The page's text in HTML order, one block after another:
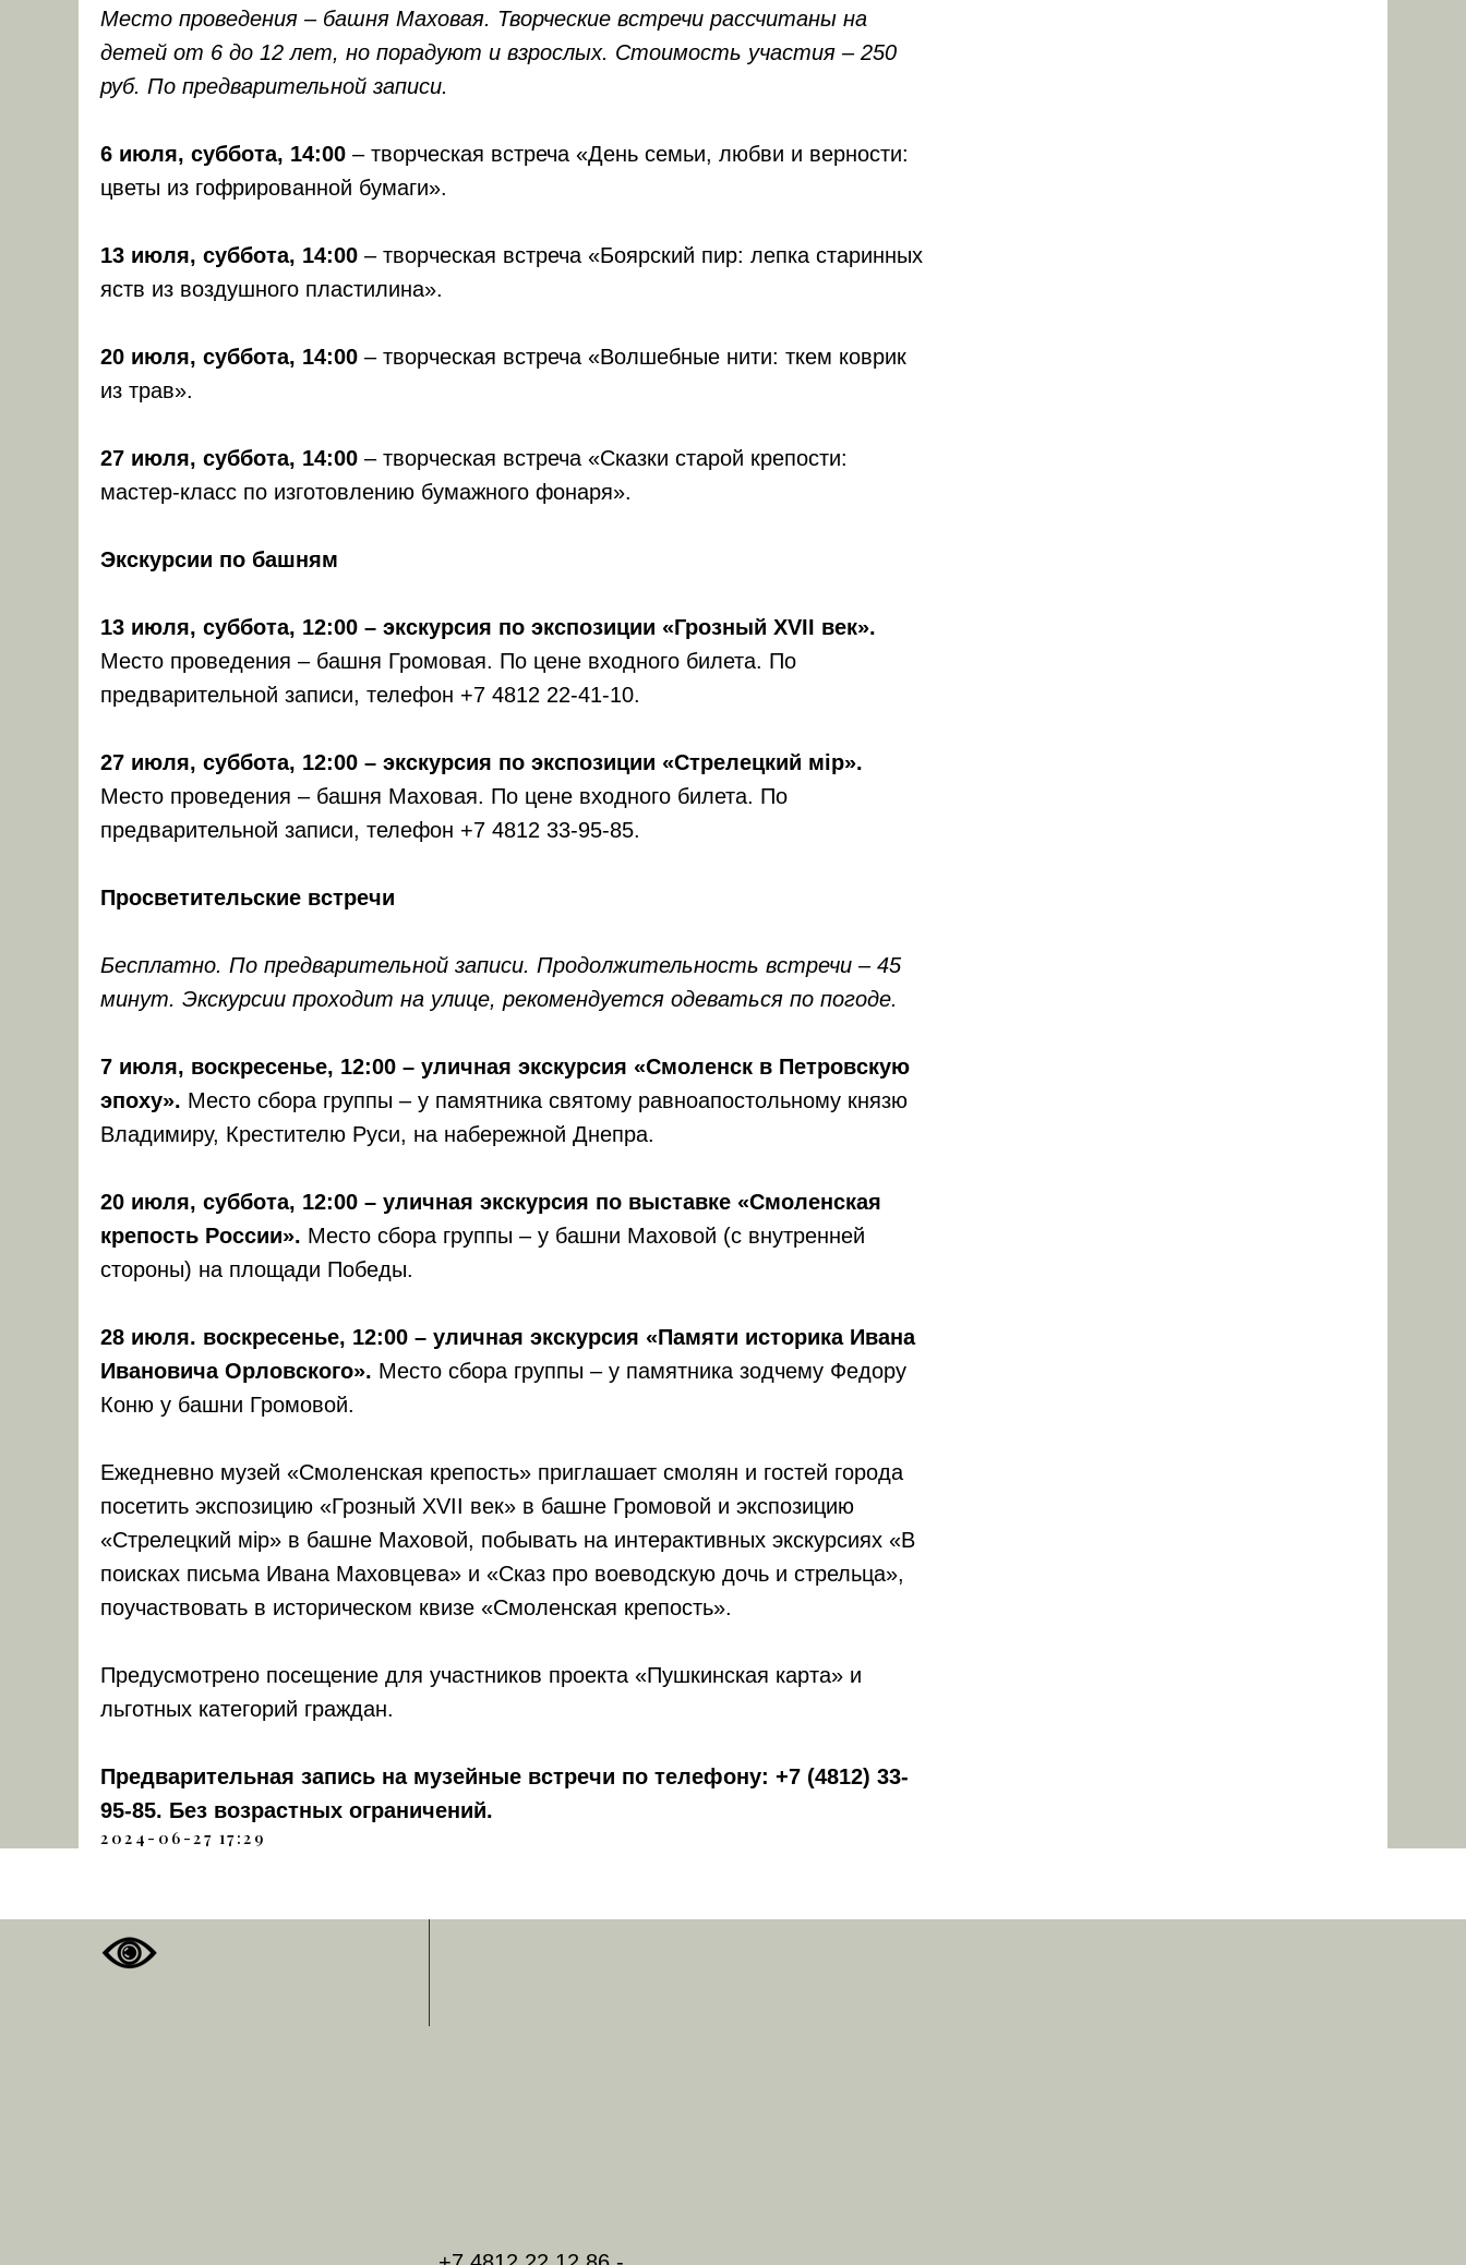
Место проведения – башня Маховая. Творческие встречи рассчитаны на
детей от 6 до 12 лет, но порадуют и взрослых. Стоимость участия – 250
руб. По предварительной записи.
6 июля, суббота, 14:00 – творческая встреча «День семьи, любви и верности:
цветы из гофрированной бумаги».
13 июля, суббота, 14:00 – творческая встреча «Боярский пир: лепка старинных
яств из воздушного пластилина».
20 июля, суббота, 14:00 – творческая встреча «Волшебные нити: ткем коврик
из трав».
27 июля, суббота, 14:00 – творческая встреча «Сказки старой крепости:
мастер-класс по изготовлению бумажного фонаря».
Экскурсии по башням
13 июля, суббота, 12:00 – экскурсия по экспозиции «Грозный XVII век».
Место проведения – башня Громовая. По цене входного билета. По
предварительной записи, телефон +7 4812 22-41-10.
27 июля, суббота, 12:00 – экскурсия по экспозиции «Стрелецкий мiр».
Место проведения – башня Маховая. По цене входного билета. По
предварительной записи, телефон +7 4812 33-95-85.
Просветительские встречи
Бесплатно. По предварительной записи. Продолжительность встречи – 45
минут. Экскурсии проходит на улице, рекомендуется одеваться по погоде.
7 июля, воскресенье, 12:00 – уличная экскурсия «Смоленск в Петровскую
эпоху». Место сбора группы – у памятника святому равноапостольному князю
Владимиру, Крестителю Руси, на набережной Днепра.
20 июля, суббота, 12:00 – уличная экскурсия по выставке «Смоленская
крепость России». Место сбора группы – у башни Маховой (с внутренней
стороны) на площади Победы.
28 июля. воскресенье, 12:00 – уличная экскурсия «Памяти историка Ивана
Ивановича Орловского». Место сбора группы – у памятника зодчему Федору
Коню у башни Громовой.
Ежедневно музей «Смоленская крепость» приглашает смолян и гостей города
посетить экспозицию «Грозный XVII век» в башне Громовой и экспозицию
«Стрелецкий мiр» в башне Маховой, побывать на интерактивных экскурсиях «В
поисках письма Ивана Маховцева» и «Сказ про воеводскую дочь и стрельца»,
поучаствовать в историческом квизе «Смоленская крепость».
Предусмотрено посещение для участников проекта «Пушкинская карта» и
льготных категорий граждан.
Предварительная запись на музейные встречи по телефону: +7 (4812) 33-
95-85. Без возрастных ограничений.
2024-06-27 17:29